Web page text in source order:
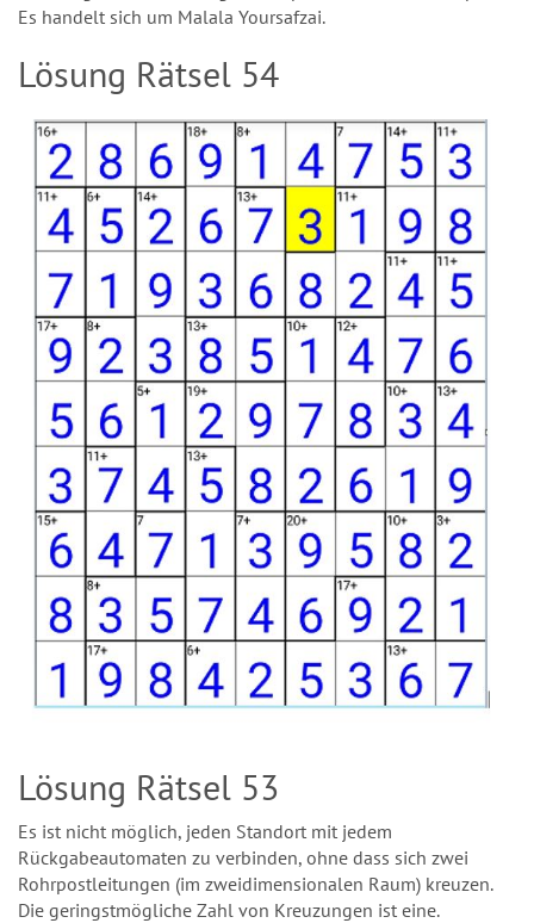
Es handelt sich um Malala Yoursafzai.
Lösung Rätsel 54
Lösung Rätsel 53
Es ist nicht möglich, jeden Standort mit jedem
Rückgabeautomaten zu verbinden, ohne dass sich zwei
Rohrpostleitungen (im zweidimensionalen Raum) kreuzen.
Die geringstmögliche Zahl von Kreuzungen ist eine.